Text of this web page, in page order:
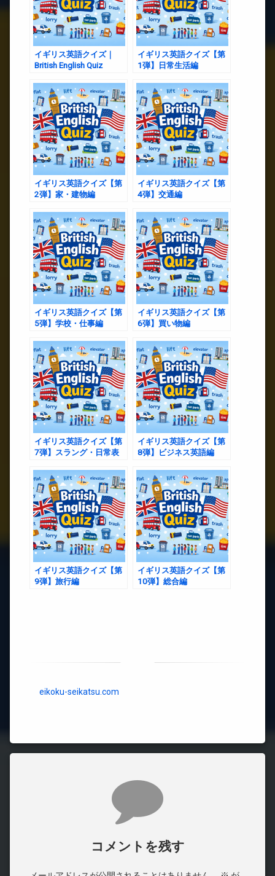
イギリス英語クイズ｜
British English Quiz
イギリス英語クイズ【第
1弾】日常生活編
イギリス英語クイズ【第
2弾】家・建物編
イギリス英語クイズ【第
4弾】交通編
イギリス英語クイズ【第
5弾】学校・仕事編
イギリス英語クイズ【第
6弾】買い物編
イギリス英語クイズ【第
7弾】スラング・日常表
イギリス英語クイズ【第
8弾】ビジネス英語編
イギリス英語クイズ【第
9弾】旅行編
イギリス英語クイズ【第
10弾】総合編
eikoku-seikatsu.com
コメントを残す